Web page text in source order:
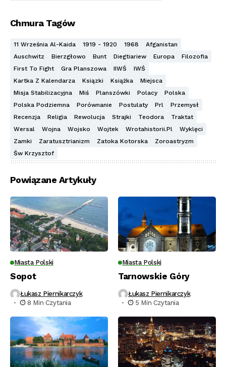
Chmura Tagów
11 Września Al-Kaida 1919 - 1920 1968
Afganistan
Auschwitz
Bierzgłowo Bunt Diegtiariew Europa
Filozofia
First To Fight
Gra Planszowa IIWŚ
IWŚ
Kartka Z Kalendarza
Ksiązki Książka
Miejsca
Misja Stabilizacyjna
Miś Planszówki Polacy
Polska
Polska Podziemna
Porównanie Postulaty Prl
Przemysł
Recenzja
Religia Rewolucja Strajki Teodora
Traktat
Wersal
Wojna Wojsko Wojtek Wrotahistorii.pl
Wyklęci
Zamki
Zaratusztrianizm Zatoka Kotorska
Zoroastryzm
Św Krzysztof
Powiązane Artykuły
Miasta Polski
Sopot
Łukasz Piernikarczyk
8 Min Czytania
Miasta Polski
Tarnowskie Góry
Łukasz Piernikarczyk
5 Min Czytania